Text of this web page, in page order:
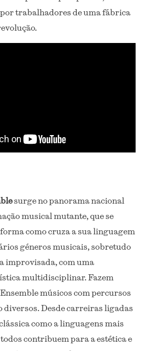
trabalhadores de uma fábrica
surge no panorama nacional
musical mutante, que se
como cruza a sua linguagem
géneros musicais, sobretudo
improvisada, com uma
multidisciplinar. Fazem
músicos com percursos
Desde carreiras ligadas
como a linguagens mais
contribuem para a estética e